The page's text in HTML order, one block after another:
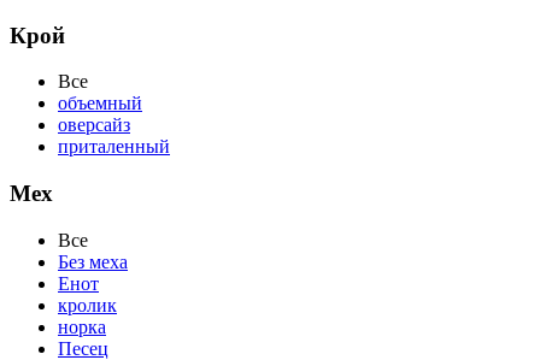
Крой
Все
объемный
оверсайз
приталенный
Мех
Все
Без меха
Енот
кролик
норка
Песец